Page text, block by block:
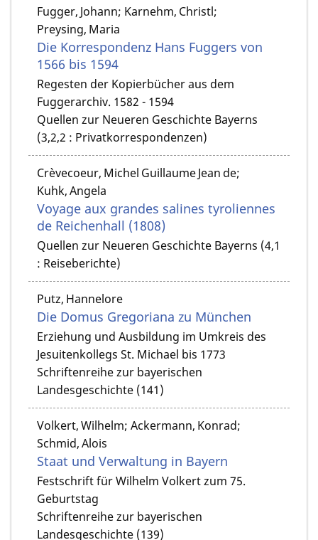
Fugger, Johann; Karnehm, Christl;
Preysing, Maria
Die Korrespondenz Hans Fuggers von
1566 bis 1594
Regesten der Kopierbücher aus dem
Fuggerarchiv. 1582 - 1594
Quellen zur Neueren Geschichte Bayerns
(3,2,2 : Privatkorrespondenzen)
Crèvecoeur, Michel Guillaume Jean de;
Kuhk, Angela
Voyage aux grandes salines tyroliennes
de Reichenhall (1808)
Quellen zur Neueren Geschichte Bayerns (4,1
: Reiseberichte)
Putz, Hannelore
Die Domus Gregoriana zu München
Erziehung und Ausbildung im Umkreis des
Jesuitenkollegs St. Michael bis 1773
Schriftenreihe zur bayerischen
Landesgeschichte (141)
Volkert, Wilhelm; Ackermann, Konrad;
Schmid, Alois
Staat und Verwaltung in Bayern
Festschrift für Wilhelm Volkert zum 75.
Geburtstag
Schriftenreihe zur bayerischen
Landesgeschichte (139)